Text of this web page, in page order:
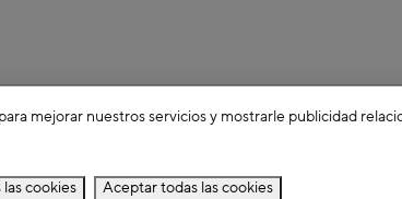
mejorar nuestros servicios y mostrarle publicidad
cookies Aceptar todas las cookies